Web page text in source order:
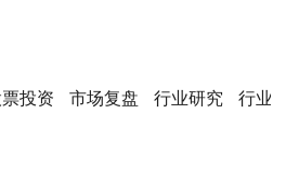
投资 市场复盘 行业研究 行业